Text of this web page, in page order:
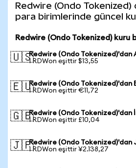
Redwire (Ondo Tokenized)
para birimlerinde güncel
Redwire (Ondo Tokenized) kuru
🇺🇸Redwire (Ondo Tokenized)'dan
1 RDWon eşittir $13,55
🇪🇺Redwire (Ondo Tokenized)'dan
1 RDWon eşittir €11,72
🇬🇧Redwire (Ondo Tokenized)'dan
1 RDWon eşittir £10,04
🇯🇵Redwire (Ondo Tokenized)'dan
1 RDWon eşittir ¥2.138,27